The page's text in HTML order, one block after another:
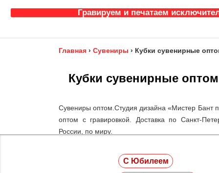
Гравируем и печатаем
Главная › Сувениры › Кубки сувенирные
Кубки сувенирные оптом
Сувениры оптом.Студия дизайна «Мистер Бант
оптом с гравировкой. Доставка по Санкт-
России, по миру.
С Юбилеем